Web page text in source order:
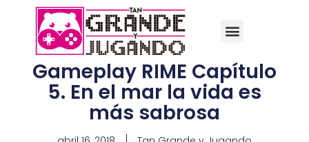
Gameplay RIME Capítulo
5. En el mar la vida es
más sabrosa